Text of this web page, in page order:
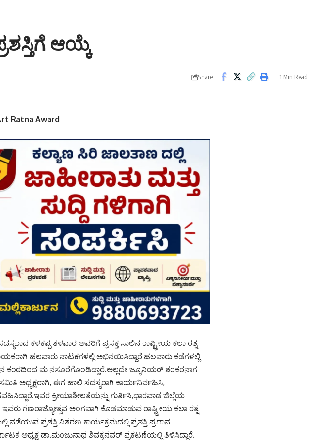
ಆಯ್ಕೆ
Share 1 Min Read
Ratna Award
ಕಳಕಪ್ಪ ತಳವಾರ ಅವರಿಗೆ ಪ್ರಸಕ್ತ ಸಾಲಿನ ರಾಷ್ಟ್ರೀಯ ಕಲಾ ರತ್ನ
ಹಲವಾರು ನಾಟಕಗಳಲ್ಲಿ ಅಭಿನಯಿಸಿದ್ದಾರೆ.ಹಲವಾರು ಕಡೆಗಳಲ್ಲಿ
ಕಂಠದಿಂದ ಮ ನಸೂರೆಗೊಂಡಿದ್ದಾರೆ.ಅಲ್ಲದೇ ಜ್ಯೂನಿಯರ್ ಶಂಕರನಾಗ
ಅಧ್ಯಕ್ಷರಾಗಿ, ಈಗ ಹಾಲಿ ಸದಸ್ಯರಾಗಿ ಕಾರ್ಯನಿರ್ವಹಿಸಿ,
ಕ್ರೀಯಾಶೀಲತೆಯನ್ನು ಗುರ್ತಿಸಿ,ಧಾರವಾಡ ಜಿಲ್ಲೆಯ
ಗಣರಾಜ್ಯೋತ್ಸವ ಅಂಗವಾಗಿ ಕೊಡಮಾಡುವ ರಾಷ್ಟ್ರೀಯ ಕಲಾ ರತ್ನ
ನಡೆಯುವ ಪ್ರಶಸ್ತಿ ವಿತರಣ ಕಾರ್ಯಕ್ರಮದಲ್ಲಿ ಪ್ರಶಸ್ತಿ ಪ್ರಧಾನ
ಅಧ್ಯಕ್ಷ ಡಾ.ಮಂಜುನಾಥ ಶಿವಕ್ಕನವರ್ ಪ್ರಕಟಣೆಯಲ್ಲಿ ತಿಳಿಸಿದ್ದಾರೆ.